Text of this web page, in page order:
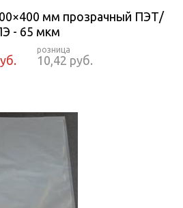
мм прозрачный ПЭТ/
- 65 мкм
10,42 руб.